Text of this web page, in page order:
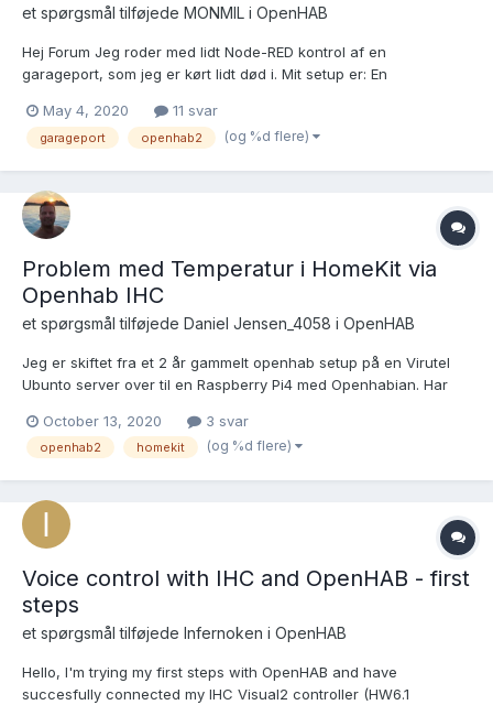
et spørgsmål tilføjede MONMIL i OpenHAB
Hej Forum Jeg roder med lidt Node-RED kontrol af en
garageport, som jeg er kørt lidt død i. Mit setup er: En
modul (kortslut af impulsklemme på garageportåbneren). En
magnetkontakt på garageport, som slutter ved...
May 4, 2020 11 svar
garageport openhab2 (og %d flere)
Problem med Temperatur i HomeKit via
Openhab IHC
et spørgsmål tilføjede Daniel Jensen_4058 i OpenHAB
Jeg er skiftet fra et 2 år gammelt openhab setup på en Virutel
Ubunto server over til en Raspberry Pi4 med Openhabian. Har
Home App. default.items Number temperature5724436
"Udetemperatur [%.1f °C]" <temperature> ["Current...
October 13, 2020 3 svar
openhab2 homekit (og %d flere)
Voice control with IHC and OpenHAB - first
steps
et spørgsmål tilføjede Infernoken i OpenHAB
Hello, I'm trying my first steps with OpenHAB and have
succesfully connected my IHC Visual2 controller (HW6.1